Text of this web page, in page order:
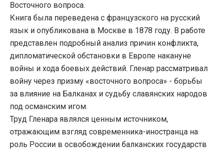
Восточного вопроса.
Книга была переведена с французского на русский
язык и опубликована в Москве в 1878 году. В работе
представлен подробный анализ причин конфликта,
дипломатической обстановки в Европе накануне
войны и хода боевых действий. Гленар рассматривал
войну через призму «восточного вопроса» - борьбы
за влияние на Балканах и судьбу славянских народов
под османским игом.
Труд Гленара являлся ценным источником,
отражающим взгляд современника-иностранца на
роль России в освобождении балканских государств